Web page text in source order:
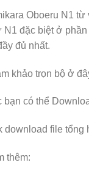
Oboeru N1
N1 đặc biệt ở
đủ nhất.
khảo trọn bộ ở
bạn có thể
download file tổng
thêm: